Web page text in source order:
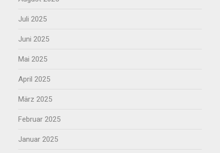
Juli 2025
Juni 2025
Mai 2025
April 2025
März 2025
Februar 2025
Januar 2025